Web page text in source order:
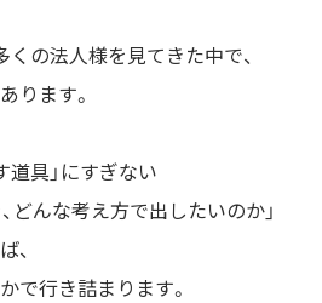
くの法人様を見てきた中で、
ります。
道具」にすぎない
どんな考え方で出したいのか」
、
で行き詰まります。